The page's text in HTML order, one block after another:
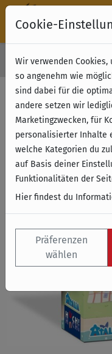
Kostenloser Versand &
Cookie-
Wir verwenden
so angenehm wie
sind dabei für die
andere setzen wir
Marketingzwecken, für
personalisierter Inhalte
welche Kategorien du
auf Basis deiner
Funktionalitäten der
Hier findest du
Präferenzen
wählen